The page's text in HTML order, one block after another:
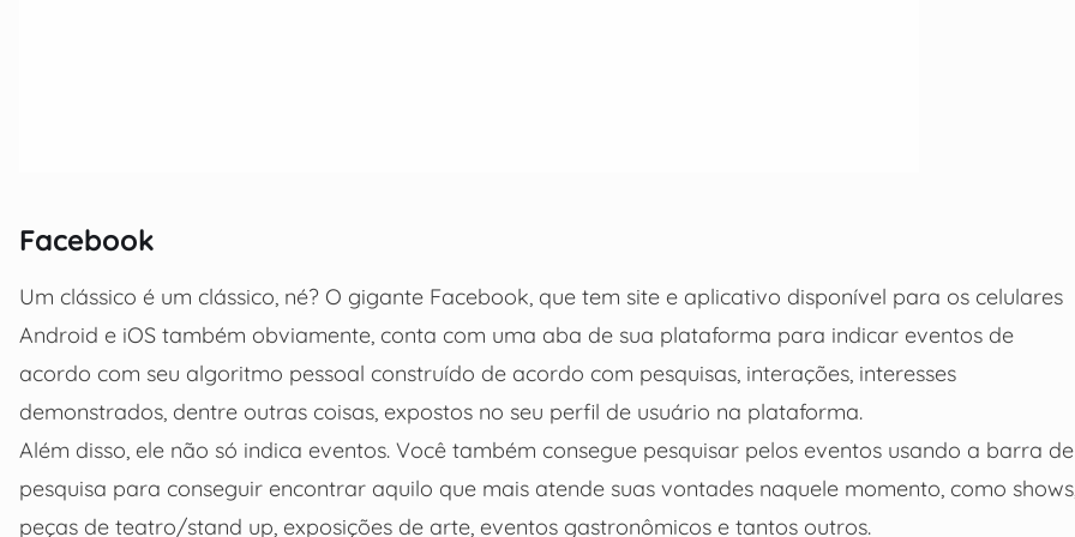
Facebook
Um clássico é um clássico, né? O gigante Facebook, que tem site e aplicativo disponível para os celulares
Android e iOS também obviamente, conta com uma aba de sua plataforma para indicar eventos de
acordo com seu algoritmo pessoal construído de acordo com pesquisas, interações, interesses
demonstrados, dentre outras coisas, expostos no seu perfil de usuário na plataforma.
Além disso, ele não só indica eventos. Você também consegue pesquisar pelos eventos usando a barra de
pesquisa para conseguir encontrar aquilo que mais atende suas vontades naquele momento, como
peças de teatro/stand up, exposições de arte, eventos gastronômicos e tantos outros.